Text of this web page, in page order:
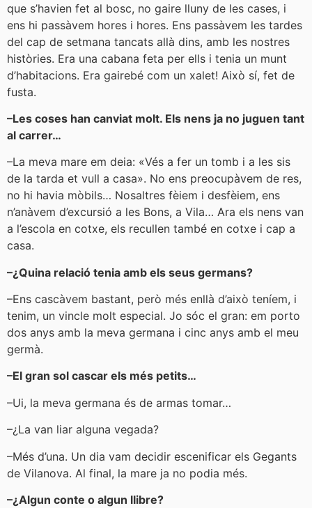
que s’havien fet al bosc, no gaire lluny de les cases, i
ens hi passàvem hores i hores. Ens passàvem les tardes
del cap de setmana tancats allà dins, amb les nostres
històries. Era una cabana feta per ells i tenia un munt
d’habitacions. Era gairebé com un xalet! Això sí, fet de
fusta.
–Les coses han canviat molt. Els nens ja no juguen tant
al carrer…
–La meva mare em deia: «Vés a fer un tomb i a les sis
de la tarda et vull a casa». No ens preocupàvem de res,
no hi havia mòbils… Nosaltres fèiem i desfèiem, ens
n’anàvem d’excursió a les Bons, a Vila… Ara els nens van
a l’escola en cotxe, els recullen també en cotxe i cap a
casa.
–¿Quina relació tenia amb els seus germans?
–Ens cascàvem bastant, però més enllà d’això teníem, i
tenim, un vincle molt especial. Jo sóc el gran: em porto
dos anys amb la meva germana i cinc anys amb el meu
germà.
–El gran sol cascar els més petits…
–Ui, la meva germana és de armas tomar…
–¿La van liar alguna vegada?
–Més d’una. Un dia vam decidir escenificar els Gegants
de Vilanova. Al final, la mare ja no podia més.
–¿Algun conte o algun llibre?